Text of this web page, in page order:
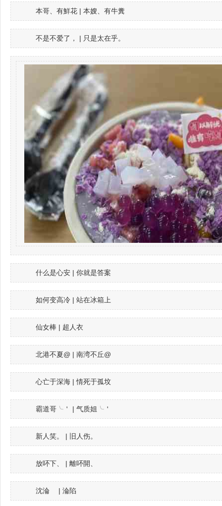
本哥、有鮮花 | 本嫂、有牛糞
不是不爱了， | 只是太在乎。
什么是心安 | 你就是答案
如何变高冷 | 站在冰箱上
仙女棒 | 超人衣
北港不夏@ | 南湾不丘@
心亡于深海 | 情死于孤坟
霸道哥╰＇ | 气质姐╰＇
新人笑。 | 旧人伤。
放吥下、 | 離吥開、
沈淪ゞ | 淪陷ゞ